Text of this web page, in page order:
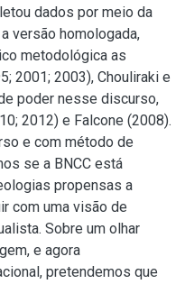
dados por meio da
versão homologada,
metodológica as
2001; 2003), Chouliraki e
poder nesse discurso,
2012) e Falcone (2008).
e com método de
se a BNCC está
propensas a
com uma visão de
Sobre um olhar
e agora
pretendemos que